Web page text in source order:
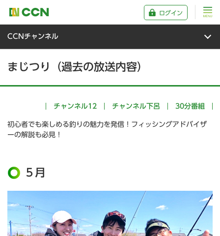
ログイン
CCNチャンネル
まじつり（過去の放送内容）
チャンネル12 チャンネル下呂 30分番組
初心者でも楽しめる釣りの魅力を発信！フィッシングアドバイザ
ーの解説も必見！
５月